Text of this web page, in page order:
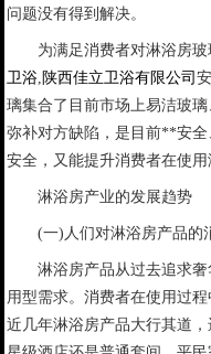
问题没有得到解决。
为满足消费者对淋浴房玻
卫浴, 陕西佳立卫浴有限公司
璃集合了目前市场上易洁玻
弥补对方缺陷，是目前**安
安全，又能提升消费者在使用
淋浴房产业的发展趋势
(一)人们对淋浴房产品的
淋浴房产品从过去追求
用型需求。消费者在使用过
近几年淋浴房产品大行其道